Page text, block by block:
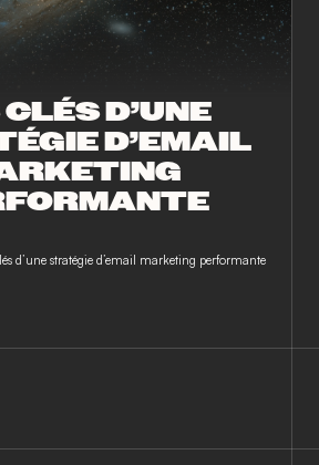
D’UNE
D’EMAIL
d’une stratégie d’email marketing performante